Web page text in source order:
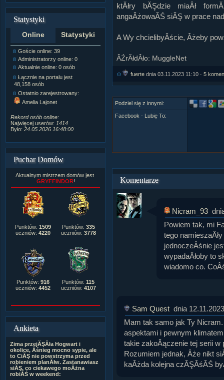
Statystyki
Online Statystyki
Goście online: 39
Administratorzy online: 0
Aktualnie online: 0 osób
Łącznie na portalu jest
48,158 osób
Ostatnio zarejestrowany:
Amelia Lajonet
Rekord osób online:
Najwięcej userów: 1414
Było: 24.05.2026 16:48:00
Dodanych newsów:10,564
Tematów na forum:3,921
222,019
Rozdanych pochwał:3,327
Wlepionych ostrzeżeń:4,170
Puchar Domów
Aktualnym mistrzem domów jest
GRYFFINDOR!
Punktów: 1509
uczniów: 4220
Punktów: 335
uczniów: 3778
Punktów: 916
uczniów: 4452
Punktów: 115
uczniów: 4107
Ankieta
Zima przejĂŞÂła Hogwart i
okolice, Âśnieg mocno sypie, ale
to CiĂŞ nie powstrzyma przed
robieniem planĂłw. Zastanawiasz
siĂŞ, co ciekawego moÂżna
robiĂŚ w weekend:
ktĂłry bĂŞdzie miaÂł
angaÂżowaĂŚ siĂŞ w prace
A Wy chcielibyÂście, Âżeby
ÂŹrĂłdÂło: MuggleNet
fuerte dnia 03.11.2023 11:10 ·5
Podziel się z innymi:
Facebook - Lubię To:
Komentarze
Nicram_93
Powiem tak, mi
tego
jednoczeÂśnie
wypadaÂłoby to
wiadomo co.
Sam Quest dnia
Mam tak samo jak Ty
aspektami i pewnym
takie zakoĂączenie tej serii w
Rozumiem jednak, Âże nikt
kaÂżda kolejna czĂŞÂśĂŚ